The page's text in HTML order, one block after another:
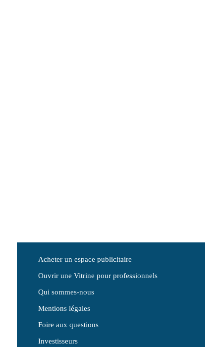
Acheter un espace publicitaire
Ouvrir une Vitrine pour professionnels
Qui sommes-nous
Mentions légales
Foire aux questions
Investisseurs